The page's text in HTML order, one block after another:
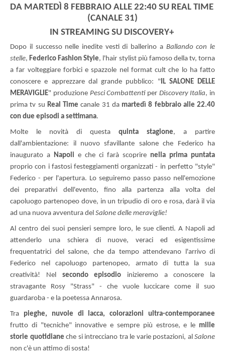
DA MARTEDÌ 8 FEBBRAIO ALLE 22:40 SU REAL TIME
(CANALE 31)
IN STREAMING SU DISCOVERY+
Dopo il successo nelle inedite vesti di ballerino a Ballando con le
stelle, Federico Fashion Style, l'hair stylist più famoso della tv, torna
a far volteggiare forbici e spazzole nel format cult che lo ha fatto
conoscere e apprezzare dal grande pubblico: "IL SALONE DELLE
MERAVIGLIE" produzione Pesci Combattenti per Discovery Italia, in
prima tv su Real Time canale 31 da martedì 8 febbraio alle 22.40
con due episodi a settimana.
Molte le novità di questa quinta stagione, a partire
dall'ambientazione: il nuovo sfavillante salone che Federico ha
inaugurato a Napoli e che ci farà scoprire nella prima puntata
proprio con i fastosi festeggiamenti organizzati - in perfetto "style"
Federico - per l'apertura. Lo seguiremo passo passo nell'emozione
dei preparativi dell'evento, fino alla partenza alla volta del
capoluogo partenopeo dove, in un tripudio di oro e rosa, darà il via
ad una nuova avventura del Salone delle meraviglie!
Al centro dei suoi pensieri sempre loro, le sue clienti. A Napoli ad
attenderlo una schiera di nuove, veraci ed esigentissime
frequentatrici del salone, che da tempo attendevano l'arrivo di
Federico nel capoluogo partenopeo, armato di tutta la sua
creatività! Nel secondo episodio inizieremo a conoscere la
stravagante Rosy "Strass" - che vuole luccicare come il suo
guardaroba - e la poetessa Annarosa.
Tra pieghe, nuvole di lacca, colorazioni ultra-contemporanee
frutto di "tecniche" innovative e sempre più estrose, e le mille
storie quotidiane che si intrecciano tra le varie postazioni, al Salone
non c'è un attimo di sosta!